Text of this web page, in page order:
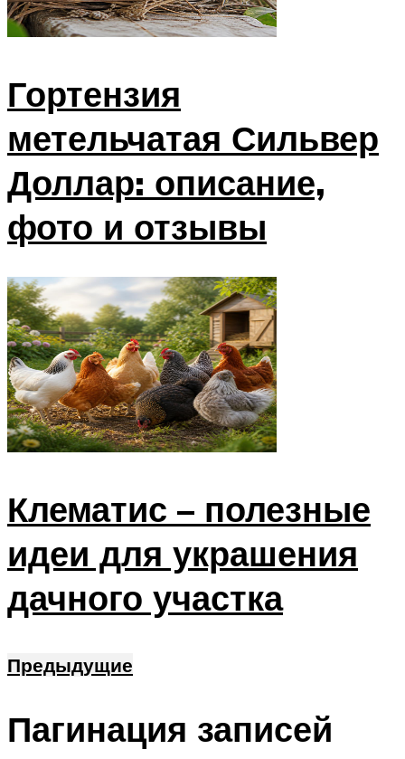
Гортензия
метельчатая Сильвер
Доллар: описание,
фото и отзывы
Клематис – полезные
идеи для украшения
дачного участка
Предыдущие
Пагинация записей